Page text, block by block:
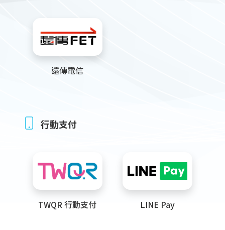
遠傳電信
行動支付
TWQR 行動支付 LINE Pay